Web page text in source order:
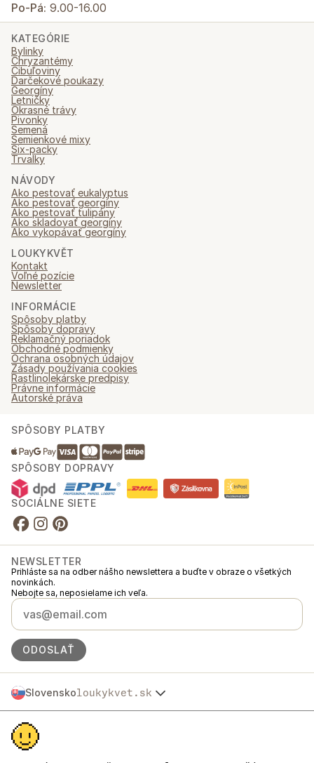
Po-Pá: 9.00-16.00
KATEGÓRIE
Bylinky
Chryzantémy
Cibuľoviny
Darčekové poukazy
Georgíny
Letničky
Okrasné trávy
Pivonky
Semená
Semienkové mixy
Six-packy
Trvalky
NÁVODY
Ako pestovať eukalyptus
Ako pestovať georgíny
Ako pestovať tulipány
Ako skladovať georgíny
Ako vykopávať georgíny
LOUKYKVĚT
Kontakt
Voľné pozície
Newsletter
INFORMÁCIE
Spôsoby platby
Spôsoby dopravy
Reklamačný poriadok
Obchodné podmienky
Ochrana osobných údajov
Zásady používania cookies
Rastlinolekárske predpisy
Právne informácie
Autorské práva
SPÔSOBY PLATBY
SPÔSOBY DOPRAVY
SOCIÁLNE SIETE
NEWSLETTER
Prihláste sa na odber nášho newslettera a buďte v obraze o všetkých
novinkách.
Nebojte sa, neposielame ich veľa.
ODOSLAŤ
Slovenskoloukykvet.sk
Česko
Polska
Österreich
Deutschland
Spoločnosť Loukykvět s.r.o. je zapísaná v Obchodnom registri
Mestského súdu v Prahe, oddiel C, vložka 268616.